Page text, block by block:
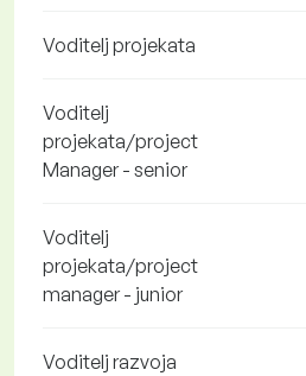
Voditelj projekata
Voditelj
projekata/project
Manager - senior
Voditelj
projekata/project
manager - junior
Voditelj razvoja